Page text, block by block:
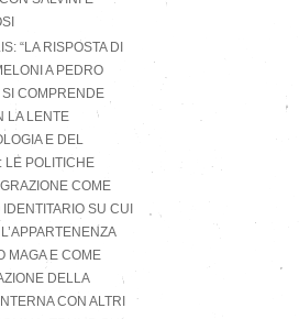
“LA RISPOSTA DI
A PEDRO
COMPRENDE
LA LENTE
E DEL
LE POLITICHE
COME
SU CUI
MAGA E COME
DELLA
CON ALTRI